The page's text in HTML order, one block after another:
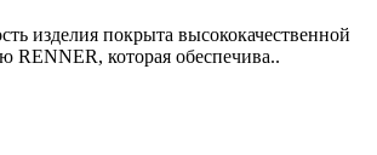
изделия покрыта высококачественной
RENNER, которая обеспечива..